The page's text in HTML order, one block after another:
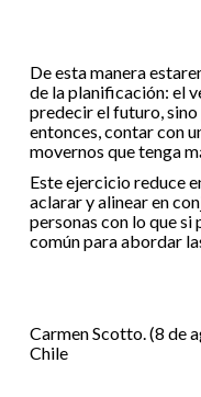
De esta manera
de la planificación: el
predecir el futuro, sino
entonces, contar con
movernos que tenga
Este ejercicio reduce
aclarar y alinear en
personas con lo que si
común para abordar
Carmen Scotto. (8 de
Chile